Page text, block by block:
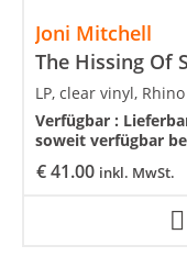
Joni Mitchell
The Hissing Of
€41.00 inkl. MwSt.
LP, clear vinyl,
Verfügbar :
soweit verfügbar